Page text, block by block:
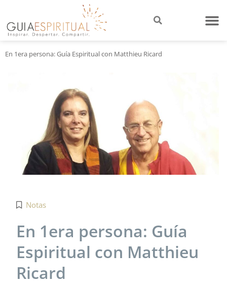
En 1era persona: Guía Espiritual con Matthieu Ricard
Notas
En 1era persona: Guía
Espiritual con Matthieu
Ricard